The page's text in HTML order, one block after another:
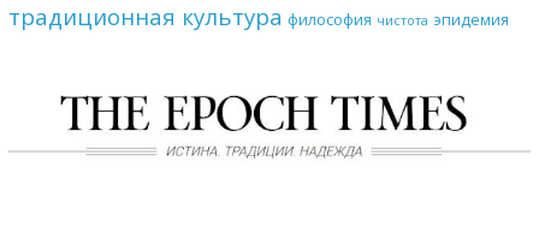
традиционная культура философия чистота эпидемия